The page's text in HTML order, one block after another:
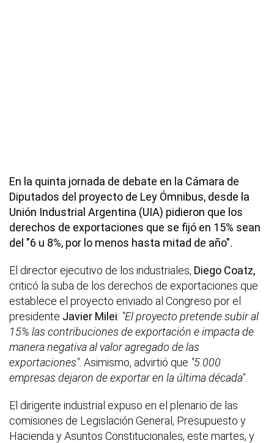
En la quinta jornada de debate en la Cámara de
Diputados del proyecto de Ley Ómnibus, desde la
Unión Industrial Argentina (UIA) pidieron que los
derechos de exportaciones que se fijó en 15% sean
del "6 u 8%, por lo menos hasta mitad de año".
El director ejecutivo de los industriales, Diego Coatz,
criticó la suba de los derechos de exportaciones que
establece el proyecto enviado al Congreso por el
presidente Javier Milei: "El proyecto pretende subir al
15% las contribuciones de exportación e impacta de
manera negativa al valor agregado de las
exportaciones". Asimismo, advirtió que "5.000
empresas dejaron de exportar en la última década".
El dirigente industrial expuso en el plenario de las
comisiones de Legislación General, Presupuesto y
Hacienda y Asuntos Constitucionales, este martes, y